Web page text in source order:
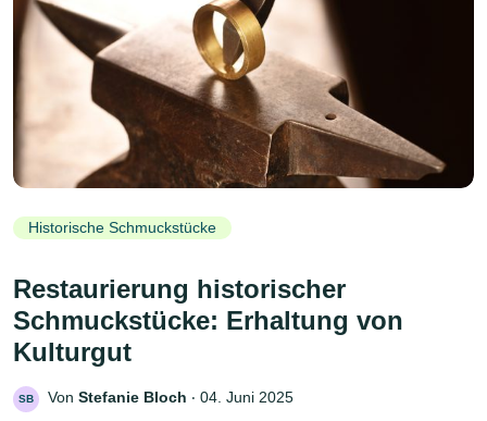
Historische Schmuckstücke
Restaurierung historischer
Schmuckstücke: Erhaltung von
Kulturgut
SB Von Stefanie Bloch ‧ 04. Juni 2025